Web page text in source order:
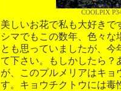
COOLPIX
美しいお花で私も大好きで
シマでもこの数年、色々
とも思っていましたが、
て下さい。もしかしたら？
が、このプルメリアはキョ
す。キョウチクトウには毒